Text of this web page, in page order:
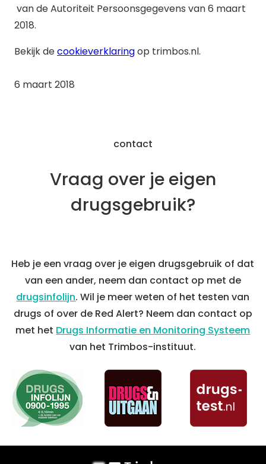
van de Autoriteit Persoonsgegevens van 6 maart
2018.
Bekijk decookieverklaringop trimbos.nl.
6 maart 2018
contact
Vraag over je eigen
drugsgebruik?
Heb je een vraag over je eigen drugsgebruik of dat
van een ander, neem dan contact op met de
drugsinfolijn. Wil je meer weten of het testen van
drugs of over de Red Alert? Neem dan contact op
met het Drugs Informatie en Monitoring Systeem
van het Trimbos-instituut.